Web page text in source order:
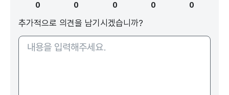
0 0 0 0 0
추가적으로 의견을 남기시겠습니까?